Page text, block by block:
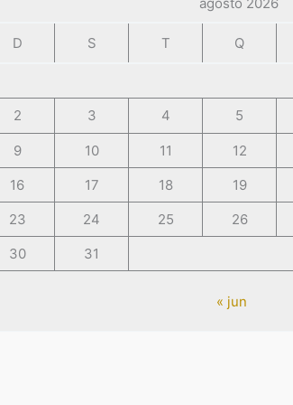
D S T Q
2
3 4 5
9 10 11 12
16
17 18 19
23
24 25 26
30
31
« jun